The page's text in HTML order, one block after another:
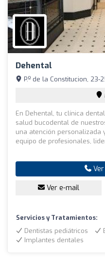
Dehental
P.º de la Constitucion,
En Dehental, tu clínica
salud bucodental de
una atención personalizada
equipo de profesionales,
Ver e-mail
Servicios y Tratamientos:
Dentistas pediátricos
Implantes dentales